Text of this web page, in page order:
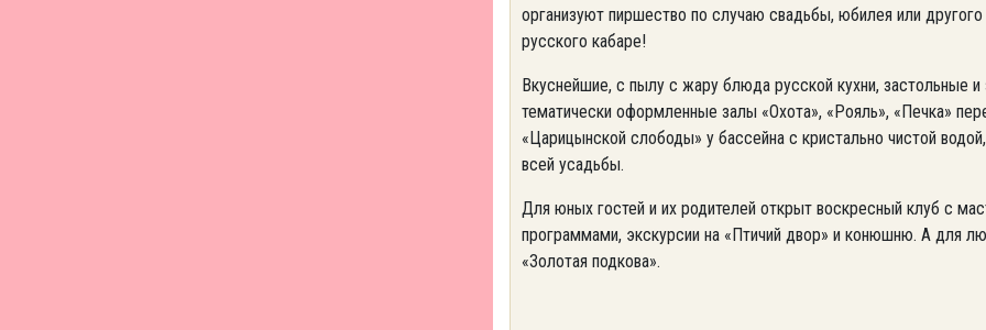
организуют пиршество по случаю свадьбы, юбилея или
русского кабаре!
Вкуснейшие, с пылу с жару блюда русской кухни, застольные
тематически оформленные залы «Охота», «Рояль», «Печка»
«Царицынской слободы» у бассейна с кристально чистой
всей усадьбы.
Для юных гостей и их родителей открыт воскресный клуб с
программами, экскурсии на «Птичий двор» и конюшню. А для
«Золотая подкова».